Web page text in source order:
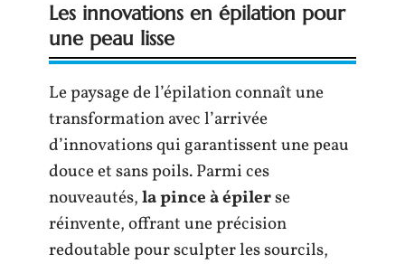
Les innovations en épilation pour
une peau lisse
Le paysage de l’épilation connaît une
transformation avec l’arrivée
d’innovations qui garantissent une peau
douce et sans poils. Parmi ces
nouveautés,la pince à épilerse
réinvente, offrant une précision
redoutable pour sculpter les sourcils,